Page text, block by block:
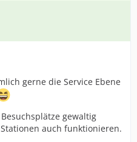
gerne die Service Ebene
gewaltig
auch funktionieren.